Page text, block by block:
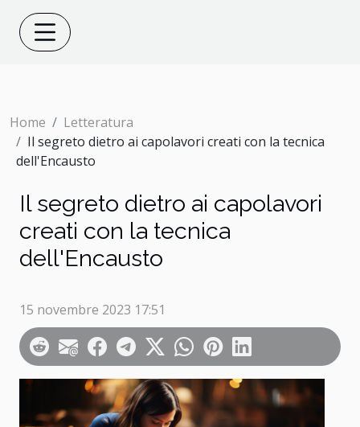
Home
Letteratura
Il segreto dietro ai capolavori creati con la tecnica
dell'Encausto
Il segreto dietro ai capolavori
creati con la tecnica
dell'Encausto
15 novembre 2023 17:51